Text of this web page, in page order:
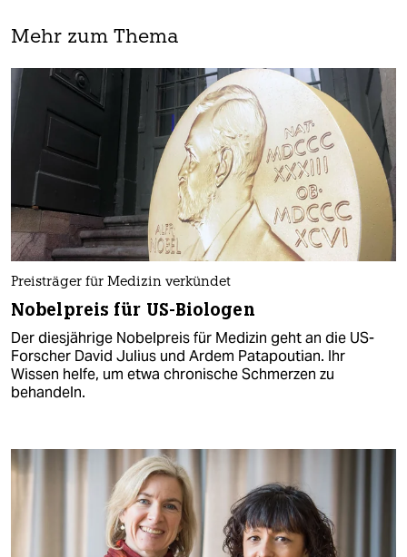
Mehr zum Thema
Preisträger für Medizin verkündet
Nobelpreis für US-Biologen
Der diesjährige Nobelpreis für Medizin geht an die US-
Forscher David Julius und Ardem Patapoutian. Ihr
Wissen helfe, um etwa chronische Schmerzen zu
behandeln.